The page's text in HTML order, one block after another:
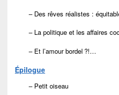
– Des rêves réalistes :
– La politique et les affaires
– Et l’amour bordel ?!…
Épilogue
– Petit oiseau